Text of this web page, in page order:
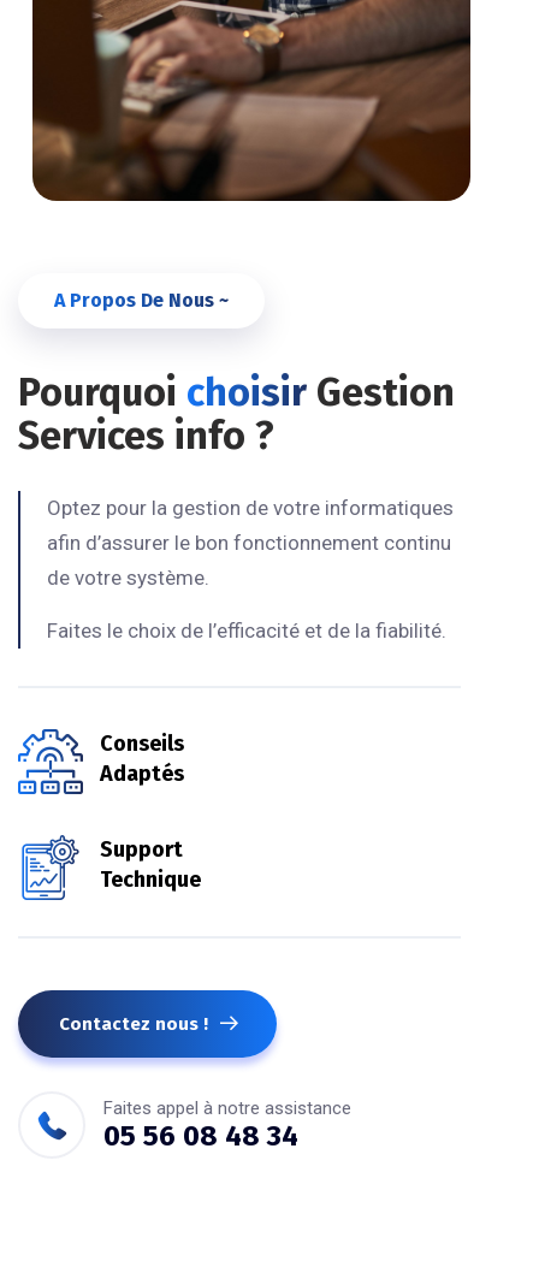
A Propos De Nous ~
Pourquoi choisir Gestion
Services info ?
Optez pour la gestion de votre informatiques
afin d’assurer le bon fonctionnement continu
de votre système.
Faites le choix de l’efficacité et de la fiabilité.
Conseils
Adaptés
Support
Technique
Contactez nous !
Faites appel à notre assistance
05 56 08 48 34